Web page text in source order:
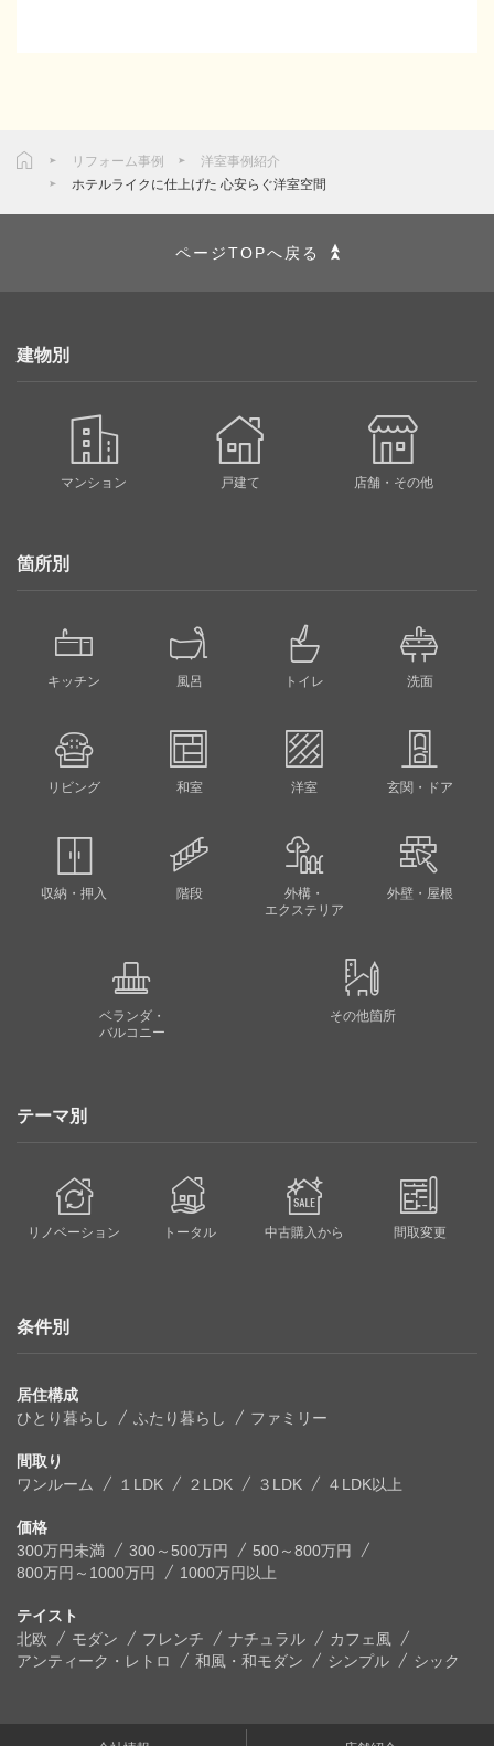
リフォーム事例
洋室事例紹介
ホテルライクに仕上げた 心安らぐ洋室空間
ページTOPへ戻る
建物別
マンション 戸建て 店舗・その他
箇所別
キッチン 風呂 トイレ 洗面
リビング 和室 洋室 玄関・ドア
収納・押入 階段
外構・
エクステリア
外壁・屋根
ベランダ・
バルコニー
その他箇所
テーマ別
リノベーション トータル 中古購入から 間取変更
条件別
居住構成
ひとり暮らし
ふたり暮らし ファミリー
間取り
ワンルーム
１LDK ２LDK ３LDK ４LDK以上
価格
300万円未満
300～500万円
500～800万円
800万円～1000万円
1000万円以上
テイスト
北欧
モダン フレンチ ナチュラル
カフェ風
アンティーク・レトロ
和風・和モダン シンプル シック